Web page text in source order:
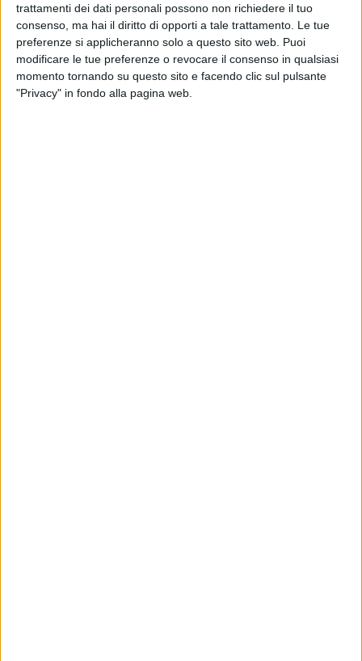
trattamenti dei dati personali possono non richiedere il tuo
consenso, ma hai il diritto di opporti a tale trattamento. Le tue
preferenze si applicheranno solo a questo sito web. Puoi
modificare le tue preferenze o revocare il consenso in qualsiasi
momento tornando su questo sito e facendo clic sul pulsante
"Privacy" in fondo alla pagina web.
BISCEGLIE - 10 GENNAIO 2022
Polizia Locale in sciopero
BAT - 8 GENNAIO 2022
Confronto tra sindacati e Asl Bt sugli incarichi